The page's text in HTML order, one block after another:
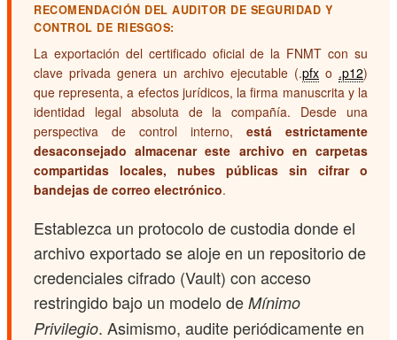
RECOMENDACIÓN DEL AUDITOR DE SEGURIDAD Y
CONTROL DE RIESGOS:
La exportación del certificado oficial de la FNMT con su
clave privada genera un archivo ejecutable (.pfx o .p12)
que representa, a efectos jurídicos, la firma manuscrita y la
identidad legal absoluta de la compañía. Desde una
perspectiva de control interno, está estrictamente
desaconsejado almacenar este archivo en carpetas
compartidas locales, nubes públicas sin cifrar o
bandejas de correo electrónico.
Establezca un protocolo de custodia donde el
archivo exportado se aloje en un repositorio de
credenciales cifrado (Vault) con acceso
restringido bajo un modelo de Mínimo
Privilegio. Asimismo, audite periódicamente en